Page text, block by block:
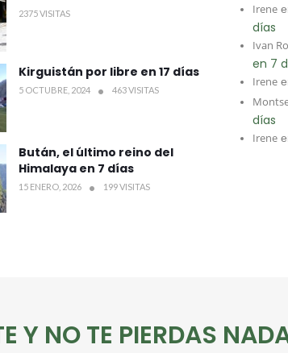
2375 VISITAS
Kirguistán por libre en 17 días
5 OCTUBRE, 2024 463 VISITAS
Bután, el último reino del
Himalaya en 7 días
15 ENERO, 2026 199 VISITAS
Irene
días
Ivan
en 7
Irene
días
Irene
Y NO TE PIERDAS